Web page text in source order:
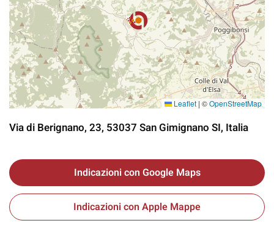
Leaflet | ©OpenStreetMap
Via di Berignano, 23, 53037 San Gimignano SI, Italia
Indicazioni con Google Maps
Indicazioni con Apple Mappe